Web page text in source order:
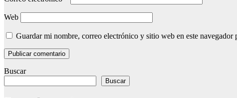
Web
Guardar mi nombre, correo electrónico y sitio web en este
Buscar
Buscar